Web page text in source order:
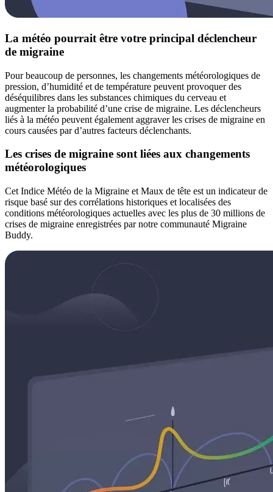
La météo pourrait être votre principal déclencheur
de migraine
Pour beaucoup de personnes, les changements météorologiques de
pression, d’humidité et de température peuvent provoquer des
déséquilibres dans les substances chimiques du cerveau et
augmenter la probabilité d’une crise de migraine. Les déclencheurs
liés à la météo peuvent également aggraver les crises de migraine en
cours causées par d’autres facteurs déclenchants.
Les crises de migraine sont liées aux changements
météorologiques
Cet Indice Météo de la Migraine et Maux de tête est un indicateur de
risque basé sur des corrélations historiques et localisées des
conditions météorologiques actuelles avec les plus de 30 millions de
crises de migraine enregistrées par notre communauté Migraine
Buddy.